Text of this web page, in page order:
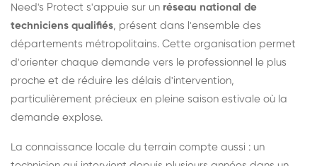
Need's Protect s'appuie sur un réseau national de
techniciens qualifiés, présent dans l'ensemble des
départements métropolitains. Cette organisation permet
d'orienter chaque demande vers le professionnel le plus
proche et de réduire les délais d'intervention,
particulièrement précieux en pleine saison estivale où la
demande explose.
La connaissance locale du terrain compte aussi : un